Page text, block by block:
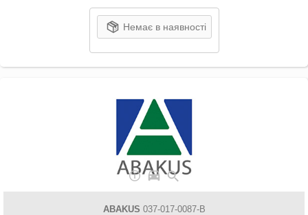
Немає в наявності
ABAKUS 037-017-0087-B